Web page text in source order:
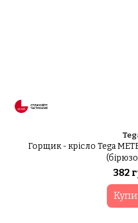
Горщик - крісло Tega
382